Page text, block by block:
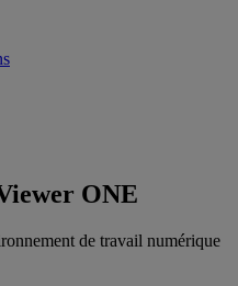
ONE
de travail numérique